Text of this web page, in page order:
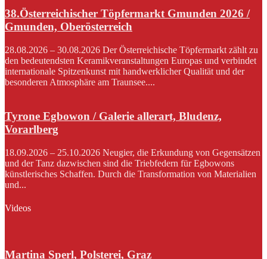
38.Österreichischer Töpfermarkt Gmunden 2026 /
Gmunden, Oberösterreich
28.08.2026 – 30.08.2026 Der Österreichische Töpfermarkt zählt zu
den bedeutendsten Keramikveranstaltungen Europas und verbindet
internationale Spitzenkunst mit handwerklicher Qualität und der
besonderen Atmosphäre am Traunsee....
Tyrone Egbowon / Galerie allerart, Bludenz,
Vorarlberg
18.09.2026 – 25.10.2026 Neugier, die Erkundung von Gegensätzen
und der Tanz dazwischen sind die Triebfedern für Egbowons
künstlerisches Schaffen. Durch die Transformation von Materialien
und...
Videos
Martina Sperl, Polsterei, Graz